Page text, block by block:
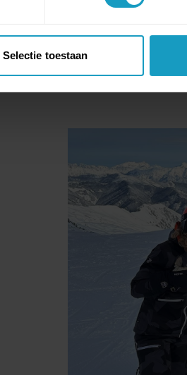
Selectie toestaan
SKILERAAR